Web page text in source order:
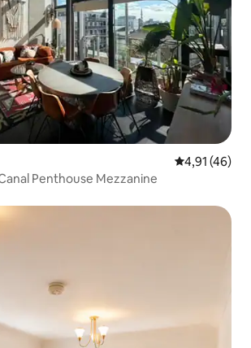
Gemiddelde
4,91 (46)
Penthouse Mezzanine